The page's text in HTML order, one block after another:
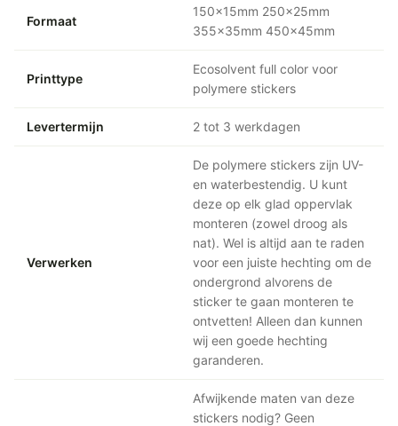
Formaat
150x15mm 250x25mm
355x35mm 450x45mm
Printtype
Ecosolvent full color voor
polymere stickers
Levertermijn 2 tot 3 werkdagen
Verwerken
De polymere stickers zijn UV-
en waterbestendig. U kunt
deze op elk glad oppervlak
monteren (zowel droog als
nat). Wel is altijd aan te raden
voor een juiste hechting om de
ondergrond alvorens de
sticker te gaan monteren te
ontvetten! Alleen dan kunnen
wij een goede hechting
garanderen.
Afwijkende maten van deze
stickers nodig? Geen